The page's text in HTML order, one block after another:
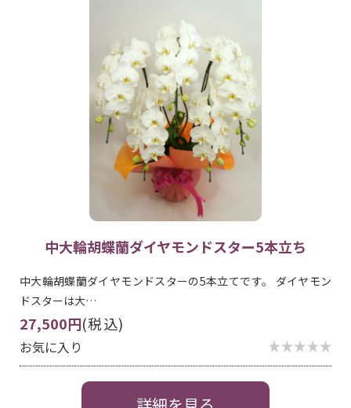
中大輪胡蝶蘭ダイヤモンドスター5本立ち
中大輪胡蝶蘭ダイヤモンドスターの5本立てです。 ダイヤモン
ドスターは大…
27,500円(税込)
お気に入り